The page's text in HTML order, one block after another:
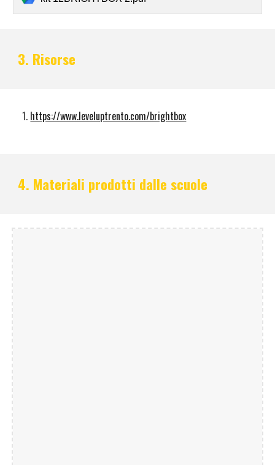
3. Risorse
https://www.leveluptrento.com/brightbox
4. Materiali prodotti dalle scuole